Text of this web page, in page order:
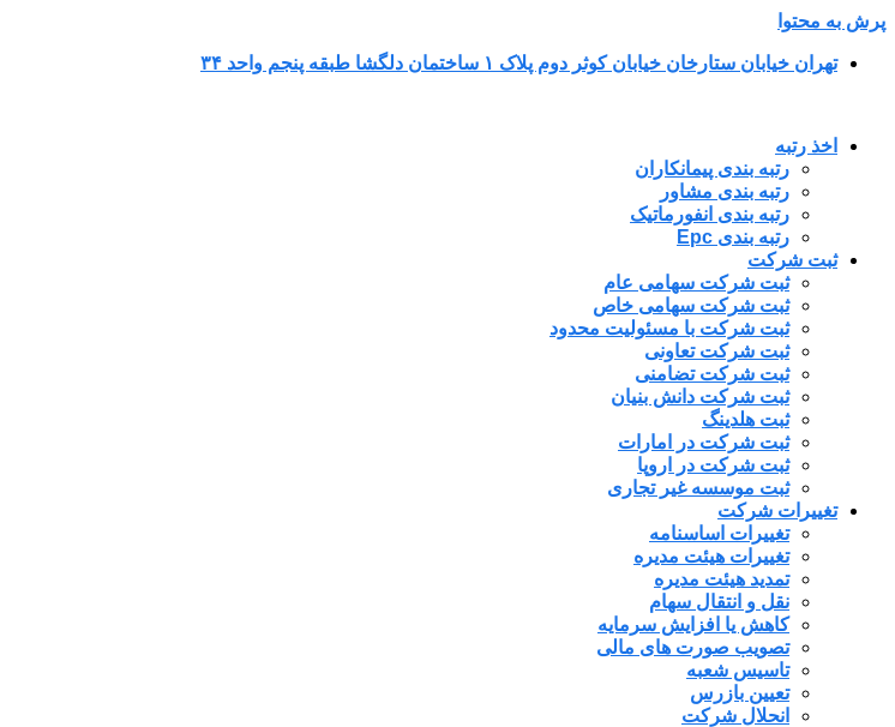
پرش به محتوا
تهران خیابان ستارخان خیابان کوثر دوم پلاک ۱ ساختمان دلگشا طبقه پنجم واحد ۳۴
اخذ رتبه
رتبه بندی پیمانکاران
رتبه بندی مشاور
رتبه بندی انفورماتیک
رتبه بندی Epc
ثبت شرکت
ثبت شرکت سهامی عام
ثبت شرکت سهامی خاص
ثبت شرکت با مسئولیت محدود
ثبت شرکت تعاونی
ثبت شرکت تضامنی
ثبت شرکت دانش بنیان
ثبت هلدینگ
ثبت شرکت در امارات
ثبت شرکت در اروپا
ثبت موسسه غیر تجاری
تغییرات شرکت
تغییرات اساسنامه
تغییرات هیئت مدیره
تمدید هیئت مدیره
نقل و انتقال سهام
کاهش یا افزایش سرمایه
تصویب صورت های مالی
تاسیس شعبه
تعیین بازرس
انحلال شرکت